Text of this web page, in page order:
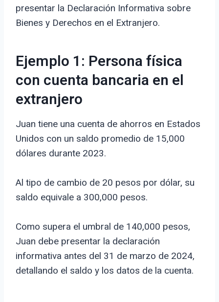
presentar la Declaración Informativa sobre
Bienes y Derechos en el Extranjero.
Ejemplo 1: Persona física
con cuenta bancaria en el
extranjero
Juan tiene una cuenta de ahorros en Estados
Unidos con un saldo promedio de 15,000
dólares durante 2023.
Al tipo de cambio de 20 pesos por dólar, su
saldo equivale a 300,000 pesos.
Como supera el umbral de 140,000 pesos,
Juan debe presentar la declaración
informativa antes del 31 de marzo de 2024,
detallando el saldo y los datos de la cuenta.